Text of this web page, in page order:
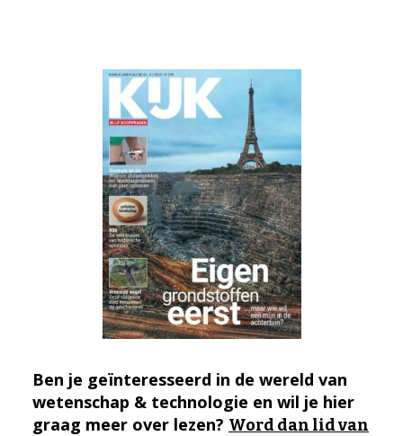
Ben je geïnteresseerd in de wereld van
wetenschap & technologie en wil je hier
graag meer over lezen? Word dan lid van